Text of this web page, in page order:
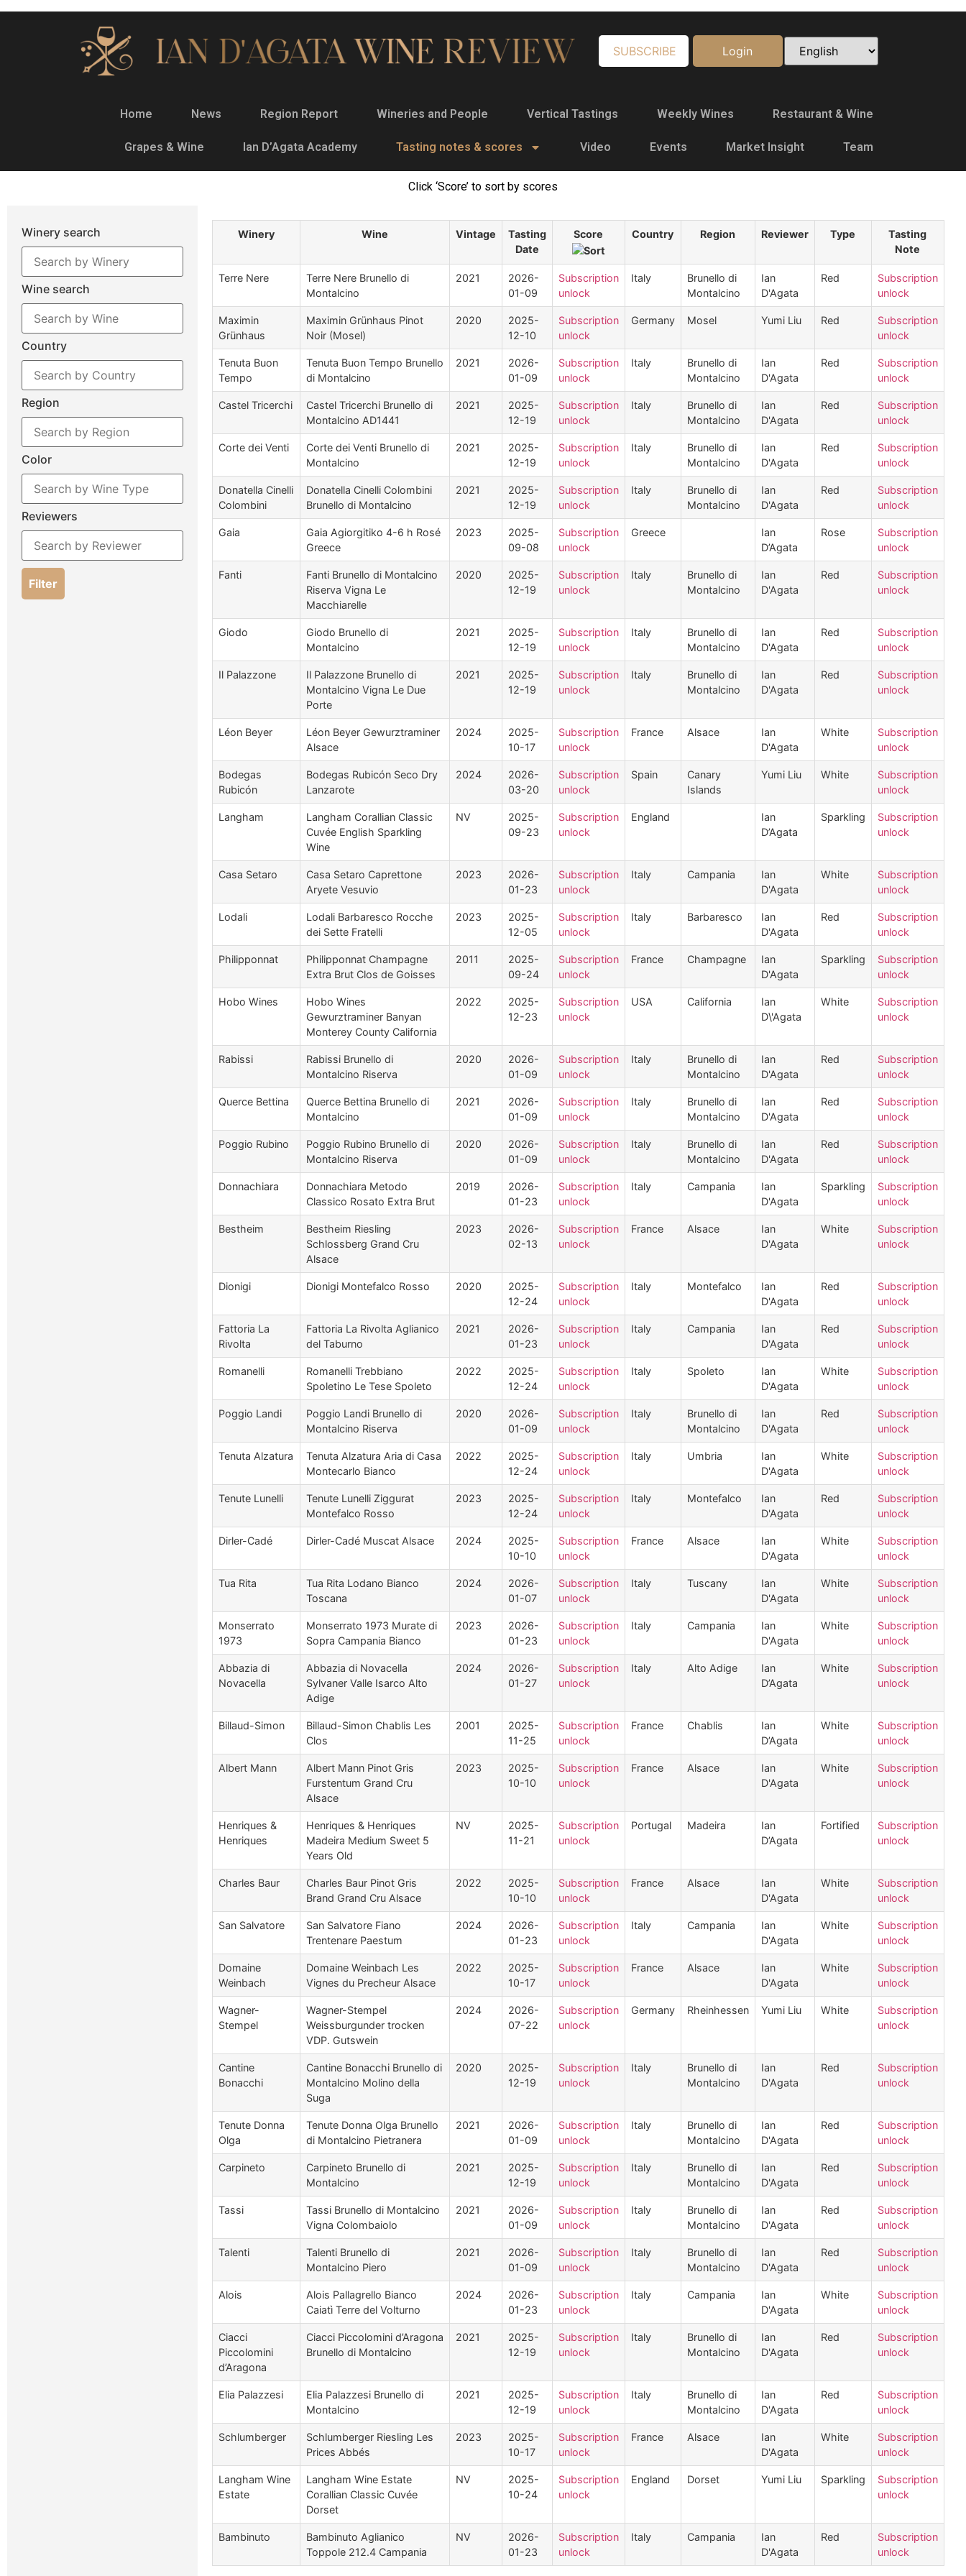
SUBSCRIBE Login
Home News Region Report Wineries and People Vertical Tastings Weekly Wines Restaurant & Wine
Grapes & Wine Ian D’Agata Academy Tasting notes & scores Video Events Market Insight Team
Click ‘Score’ to sort by scores
Winery search
Wine search
Country
Region
Color
Reviewers
Filter
Winery Wine Vintage
Tasting
Date
Score Country Region Reviewer Type
Tasting
Note
Terre Nere
Terre Nere Brunello di
Montalcino
2021
2026-
01-09
Subscription
unlock
Italy
Brunello di
Montalcino
Ian
D'Agata
Red
Subscription
unlock
Maximin
Grünhaus
Maximin Grünhaus Pinot
Noir (Mosel)
2020
2025-
12-10
Subscription
unlock
Germany Mosel Yumi Liu Red
Subscription
unlock
Tenuta Buon
Tempo
Tenuta Buon Tempo Brunello
di Montalcino
2021
2026-
01-09
Subscription
unlock
Italy
Brunello di
Montalcino
Ian
D'Agata
Red
Subscription
unlock
Castel Tricerchi
Castel Tricerchi Brunello di
Montalcino AD1441
2021
2025-
12-19
Subscription
unlock
Italy
Brunello di
Montalcino
Ian
D'Agata
Red
Subscription
unlock
Corte dei Venti
Corte dei Venti Brunello di
Montalcino
2021
2025-
12-19
Subscription
unlock
Italy
Brunello di
Montalcino
Ian
D'Agata
Red
Subscription
unlock
Donatella Cinelli
Colombini
Donatella Cinelli Colombini
Brunello di Montalcino
2021
2025-
12-19
Subscription
unlock
Italy
Brunello di
Montalcino
Ian
D'Agata
Red
Subscription
unlock
Gaia
Gaia Agiorgitiko 4-6 h Rosé
Greece
2023
2025-
09-08
Subscription
unlock
Greece
Ian
D’Agata
Rose
Subscription
unlock
Fanti
Fanti Brunello di Montalcino
Riserva Vigna Le
Macchiarelle
2020
2025-
12-19
Subscription
unlock
Italy
Brunello di
Montalcino
Ian
D'Agata
Red
Subscription
unlock
Giodo
Giodo Brunello di
Montalcino
2021
2025-
12-19
Subscription
unlock
Italy
Brunello di
Montalcino
Ian
D'Agata
Red
Subscription
unlock
Il Palazzone
Il Palazzone Brunello di
Montalcino Vigna Le Due
Porte
2021
2025-
12-19
Subscription
unlock
Italy
Brunello di
Montalcino
Ian
D'Agata
Red
Subscription
unlock
Léon Beyer
Léon Beyer Gewurztraminer
Alsace
2024
2025-
10-17
Subscription
unlock
France Alsace
Ian
D'Agata
White
Subscription
unlock
Bodegas
Rubicón
Bodegas Rubicón Seco Dry
Lanzarote
2024
2026-
03-20
Subscription
unlock
Spain
Canary
Islands
Yumi Liu White
Subscription
unlock
Langham
Langham Corallian Classic
Cuvée English Sparkling
Wine
NV
2025-
09-23
Subscription
unlock
England
Ian
D’Agata
Sparkling
Subscription
unlock
Casa Setaro
Casa Setaro Caprettone
Aryete Vesuvio
2023
2026-
01-23
Subscription
unlock
Italy Campania
Ian
D'Agata
White
Subscription
unlock
Lodali
Lodali Barbaresco Rocche
dei Sette Fratelli
2023
2025-
12-05
Subscription
unlock
Italy Barbaresco
Ian
D'Agata
Red
Subscription
unlock
Philipponnat
Philipponnat Champagne
Extra Brut Clos de Goisses
2011
2025-
09-24
Subscription
unlock
France Champagne
Ian
D'Agata
Sparkling
Subscription
unlock
Hobo Wines
Hobo Wines
Gewurztraminer Banyan
Monterey County California
2022
2025-
12-23
Subscription
unlock
USA California
Ian
D\'Agata
White
Subscription
unlock
Rabissi
Rabissi Brunello di
Montalcino Riserva
2020
2026-
01-09
Subscription
unlock
Italy
Brunello di
Montalcino
Ian
D'Agata
Red
Subscription
unlock
Querce Bettina
Querce Bettina Brunello di
Montalcino
2021
2026-
01-09
Subscription
unlock
Italy
Brunello di
Montalcino
Ian
D'Agata
Red
Subscription
unlock
Poggio Rubino
Poggio Rubino Brunello di
Montalcino Riserva
2020
2026-
01-09
Subscription
unlock
Italy
Brunello di
Montalcino
Ian
D'Agata
Red
Subscription
unlock
Donnachiara
Donnachiara Metodo
Classico Rosato Extra Brut
2019
2026-
01-23
Subscription
unlock
Italy Campania
Ian
D'Agata
Sparkling
Subscription
unlock
Bestheim
Bestheim Riesling
Schlossberg Grand Cru
Alsace
2023
2026-
02-13
Subscription
unlock
France Alsace
Ian
D'Agata
White
Subscription
unlock
Dionigi Dionigi Montefalco Rosso 2020
2025-
12-24
Subscription
unlock
Italy Montefalco
Ian
D'Agata
Red
Subscription
unlock
Fattoria La
Rivolta
Fattoria La Rivolta Aglianico
del Taburno
2021
2026-
01-23
Subscription
unlock
Italy Campania
Ian
D'Agata
Red
Subscription
unlock
Romanelli
Romanelli Trebbiano
Spoletino Le Tese Spoleto
2022
2025-
12-24
Subscription
unlock
Italy Spoleto
Ian
D'Agata
White
Subscription
unlock
Poggio Landi
Poggio Landi Brunello di
Montalcino Riserva
2020
2026-
01-09
Subscription
unlock
Italy
Brunello di
Montalcino
Ian
D'Agata
Red
Subscription
unlock
Tenuta Alzatura
Tenuta Alzatura Aria di Casa
Montecarlo Bianco
2022
2025-
12-24
Subscription
unlock
Italy Umbria
Ian
D'Agata
White
Subscription
unlock
Tenute Lunelli
Tenute Lunelli Ziggurat
Montefalco Rosso
2023
2025-
12-24
Subscription
unlock
Italy Montefalco
Ian
D'Agata
Red
Subscription
unlock
Dirler-Cadé Dirler-Cadé Muscat Alsace 2024
2025-
10-10
Subscription
unlock
France Alsace
Ian
D'Agata
White
Subscription
unlock
Tua Rita
Tua Rita Lodano Bianco
Toscana
2024
2026-
01-07
Subscription
unlock
Italy Tuscany
Ian
D'Agata
White
Subscription
unlock
Monserrato
1973
Monserrato 1973 Murate di
Sopra Campania Bianco
2023
2026-
01-23
Subscription
unlock
Italy Campania
Ian
D'Agata
White
Subscription
unlock
Abbazia di
Novacella
Abbazia di Novacella
Sylvaner Valle Isarco Alto
Adige
2024
2026-
01-27
Subscription
unlock
Italy Alto Adige
Ian
D’Agata
White
Subscription
unlock
Billaud-Simon
Billaud-Simon Chablis Les
Clos
2001
2025-
11-25
Subscription
unlock
France Chablis
Ian
D’Agata
White
Subscription
unlock
Albert Mann
Albert Mann Pinot Gris
Furstentum Grand Cru
Alsace
2023
2025-
10-10
Subscription
unlock
France Alsace
Ian
D'Agata
White
Subscription
unlock
Henriques &
Henriques
Henriques & Henriques
Madeira Medium Sweet 5
Years Old
NV
2025-
11-21
Subscription
unlock
Portugal Madeira
Ian
D’Agata
Fortified
Subscription
unlock
Charles Baur
Charles Baur Pinot Gris
Brand Grand Cru Alsace
2022
2025-
10-10
Subscription
unlock
France Alsace
Ian
D'Agata
White
Subscription
unlock
San Salvatore
San Salvatore Fiano
Trentenare Paestum
2024
2026-
01-23
Subscription
unlock
Italy Campania
Ian
D'Agata
White
Subscription
unlock
Domaine
Weinbach
Domaine Weinbach Les
Vignes du Precheur Alsace
2022
2025-
10-17
Subscription
unlock
France Alsace
Ian
D'Agata
White
Subscription
unlock
Wagner-
Stempel
Wagner-Stempel
Weissburgunder trocken
VDP. Gutswein
2024
2026-
07-22
Subscription
unlock
Germany Rheinhessen Yumi Liu White
Subscription
unlock
Cantine
Bonacchi
Cantine Bonacchi Brunello di
Montalcino Molino della
Suga
2020
2025-
12-19
Subscription
unlock
Italy
Brunello di
Montalcino
Ian
D'Agata
Red
Subscription
unlock
Tenute Donna
Olga
Tenute Donna Olga Brunello
di Montalcino Pietranera
2021
2026-
01-09
Subscription
unlock
Italy
Brunello di
Montalcino
Ian
D'Agata
Red
Subscription
unlock
Carpineto
Carpineto Brunello di
Montalcino
2021
2025-
12-19
Subscription
unlock
Italy
Brunello di
Montalcino
Ian
D'Agata
Red
Subscription
unlock
Tassi
Tassi Brunello di Montalcino
Vigna Colombaiolo
2021
2026-
01-09
Subscription
unlock
Italy
Brunello di
Montalcino
Ian
D'Agata
Red
Subscription
unlock
Talenti
Talenti Brunello di
Montalcino Piero
2021
2026-
01-09
Subscription
unlock
Italy
Brunello di
Montalcino
Ian
D'Agata
Red
Subscription
unlock
Alois
Alois Pallagrello Bianco
Caiatì Terre del Volturno
2024
2026-
01-23
Subscription
unlock
Italy Campania
Ian
D'Agata
White
Subscription
unlock
Ciacci
Piccolomini
d’Aragona
Ciacci Piccolomini d’Aragona
Brunello di Montalcino
2021
2025-
12-19
Subscription
unlock
Italy
Brunello di
Montalcino
Ian
D'Agata
Red
Subscription
unlock
Elia Palazzesi
Elia Palazzesi Brunello di
Montalcino
2021
2025-
12-19
Subscription
unlock
Italy
Brunello di
Montalcino
Ian
D'Agata
Red
Subscription
unlock
Schlumberger
Schlumberger Riesling Les
Prices Abbés
2023
2025-
10-17
Subscription
unlock
France Alsace
Ian
D'Agata
White
Subscription
unlock
Langham Wine
Estate
Langham Wine Estate
Corallian Classic Cuvée
Dorset
NV
2025-
10-24
Subscription
unlock
England Dorset Yumi Liu Sparkling
Subscription
unlock
Bambinuto
Bambinuto Aglianico
Toppole 212.4 Campania
NV
2026-
01-23
Subscription
unlock
Italy Campania
Ian
D'Agata
Red
Subscription
unlock